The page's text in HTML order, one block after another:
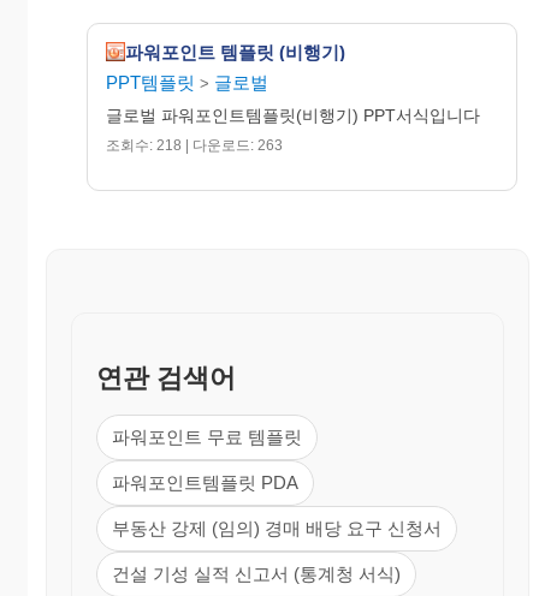
파워포인트 템플릿 (비행기)
PPT템플릿 > 글로벌
글로벌 파워포인트템플릿(비행기) PPT서식입니다
조회수: 218 | 다운로드: 263
연관 검색어
파워포인트 무료 템플릿
파워포인트템플릿 PDA
부동산 강제 (임의) 경매 배당 요구 신청서
건설 기성 실적 신고서 (통계청 서식)